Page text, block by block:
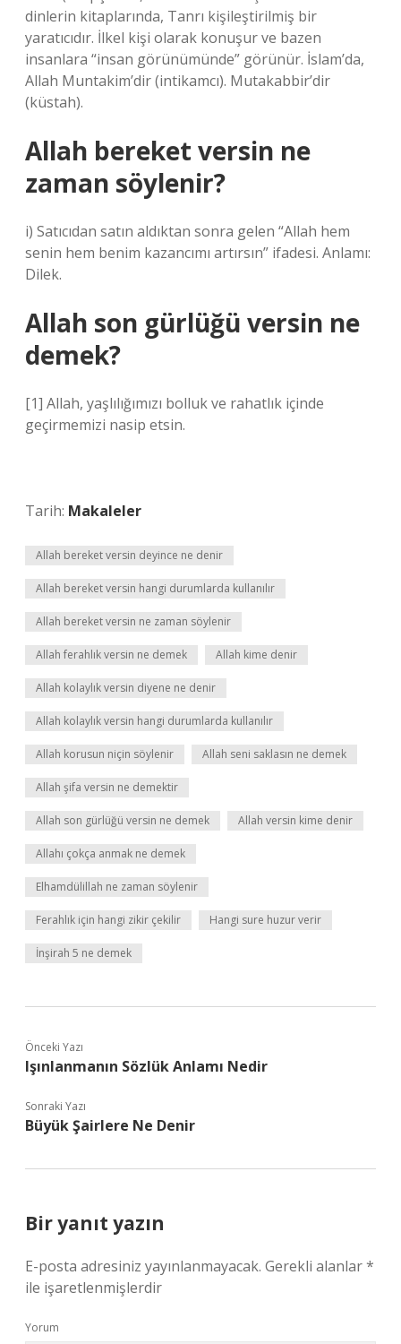
dinlerin kitaplarında, Tanrı kişileştirilmiş bir
yaratıcıdır. İlkel kişi olarak konuşur ve bazen
insanlara “insan görünümünde” görünür. İslam’da,
Allah Muntakim’dir (intikamcı). Mutakabbir’dir
(küstah).
Allah bereket versin ne
zaman söylenir?
i) Satıcıdan satın aldıktan sonra gelen “Allah hem
senin hem benim kazancımı artırsın” ifadesi. Anlamı:
Dilek.
Allah son gürlüğü versin ne
demek?
[1] Allah, yaşlılığımızı bolluk ve rahatlık içinde
geçirmemizi nasip etsin.
Tarih: Makaleler
Allah bereket versin deyince ne denir
Allah bereket versin hangi durumlarda kullanılır
Allah bereket versin ne zaman söylenir
Allah ferahlık versin ne demek Allah kime denir
Allah kolaylık versin diyene ne denir
Allah kolaylık versin hangi durumlarda kullanılır
Allah korusun niçin söylenir Allah seni saklasın ne demek
Allah şifa versin ne demektir
Allah son gürlüğü versin ne demek Allah versin kime denir
Allahı çokça anmak ne demek
Elhamdülillah ne zaman söylenir
Ferahlık için hangi zikir çekilir Hangi sure huzur verir
İnşirah 5 ne demek
Önceki Yazı
Işınlanmanın Sözlük Anlamı Nedir
Sonraki Yazı
Büyük Şairlere Ne Denir
Bir yanıt yazın
E-posta adresiniz yayınlanmayacak. Gerekli alanlar*
ile işaretlenmişlerdir
Yorum